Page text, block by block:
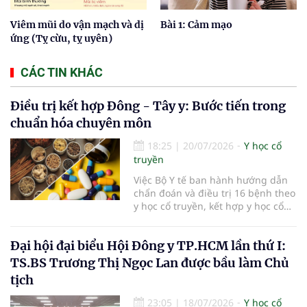
Viêm mũi do vận mạch và dị
ứng (Tỵ cừu, tỵ uyên)
Bài 1: Cảm mạo
CÁC TIN KHÁC
Điều trị kết hợp Đông - Tây y: Bước tiến trong
chuẩn hóa chuyên môn
18:25 | 20/07/2026
Y học cổ
truyền
Việc Bộ Y tế ban hành hướng dẫn
chẩn đoán và điều trị 16 bệnh theo
y học cổ truyền, kết hợp y học cổ
nhất cho các cơ sở khám, chữa
bệnh. Giá trị của tài liệu không chỉ
nằm ở việc mở rộng danh mục
đúng chỉ định, kiểm soát an toàn
Đại hội đại biểu Hội Đông y TP.HCM lần thứ I:
TS.BS Trương Thị Ngọc Lan được bầu làm Chủ
tịch
23:05 | 18/07/2026
Y học cổ